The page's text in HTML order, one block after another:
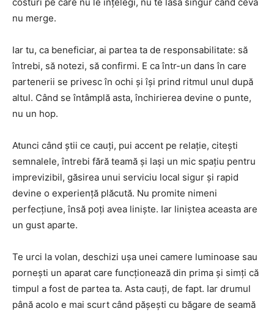
costuri pe care nu le înțelegi, nu te lasă singur când ceva
nu merge.
Iar tu, ca beneficiar, ai partea ta de responsabilitate: să
întrebi, să notezi, să confirmi. E ca într-un dans în care
partenerii se privesc în ochi și își prind ritmul unul după
altul. Când se întâmplă asta, închirierea devine o punte,
nu un hop.
Atunci când știi ce cauți, pui accent pe relație, citești
semnalele, întrebi fără teamă și lași un mic spațiu pentru
imprevizibil, găsirea unui serviciu local sigur și rapid
devine o experiență plăcută. Nu promite nimeni
perfecțiune, însă poți avea liniște. Iar liniștea aceasta are
un gust aparte.
Te urci la volan, deschizi ușa unei camere luminoase sau
pornești un aparat care funcționează din prima și simți că
timpul a fost de partea ta. Asta cauți, de fapt. Iar drumul
până acolo e mai scurt când pășești cu băgare de seamă